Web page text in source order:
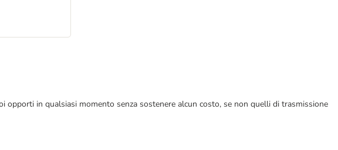
in qualsiasi momento senza sostenere alcun costo, se non quelli di trasmissione